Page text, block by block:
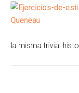
la misma trivial